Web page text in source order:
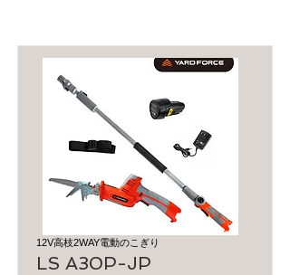
12V高枝2WAY電動のこぎり
LS A30P-JP